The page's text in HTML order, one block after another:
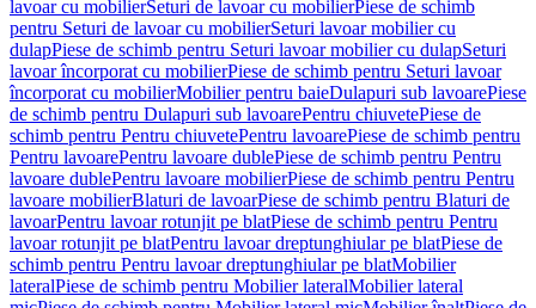
lavoar cu mobilierSeturi de lavoar cu mobilierPiese de schimb
pentru Seturi de lavoar cu mobilierSeturi lavoar mobilier cu
dulapPiese de schimb pentru Seturi lavoar mobilier cu dulapSeturi
lavoar încorporat cu mobilierPiese de schimb pentru Seturi lavoar
încorporat cu mobilierMobilier pentru baieDulapuri sub lavoarePiese
de schimb pentru Dulapuri sub lavoarePentru chiuvetePiese de
schimb pentru Pentru chiuvetePentru lavoarePiese de schimb pentru
Pentru lavoarePentru lavoare dublePiese de schimb pentru Pentru
lavoare dublePentru lavoare mobilierPiese de schimb pentru Pentru
lavoare mobilierBlaturi de lavoarPiese de schimb pentru Blaturi de
lavoarPentru lavoar rotunjit pe blatPiese de schimb pentru Pentru
lavoar rotunjit pe blatPentru lavoar dreptunghiular pe blatPiese de
schimb pentru Pentru lavoar dreptunghiular pe blatMobilier
lateralPiese de schimb pentru Mobilier lateralMobilier lateral